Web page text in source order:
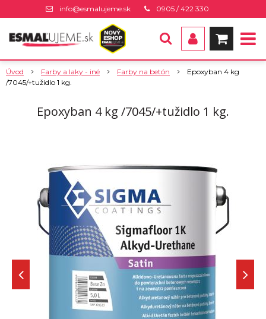
info@esmalujeme.sk 0905 / 422 330
Úvod Farby a laky - iné Farby na betón
Epoxyban 4 kg
/7045/+tužidlo 1 kg.
Epoxyban 4 kg /7045/+tužidlo 1 kg.